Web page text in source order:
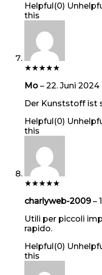
Helpful(0)
this
★★★★★
Mo – 22. Juni 2024
Der Kunststoff ist
Helpful(0)
this
★★★★★
charlyweb-2009–
Utili per piccoli
rapido.
Helpful(0)
this